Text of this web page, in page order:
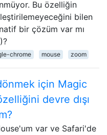
Bu özelliğin
bilen
bir çözüm var mı
chrome mouse zoom
için Magic
devre dışı
var ve Safari'de